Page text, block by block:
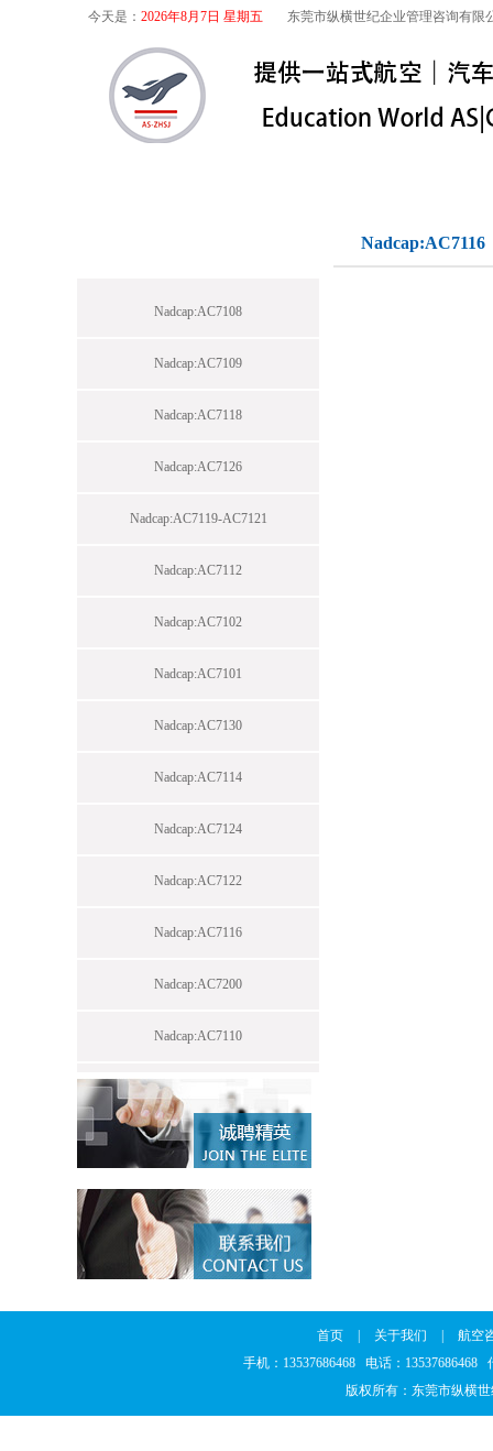
今天是： 2026年8月7日 星期五 东莞市纵横世纪企业管理咨询有限
Nadcap:AC7108
Nadcap:AC7109
Nadcap:AC7118
Nadcap:AC7126
Nadcap:AC7119-AC7121
Nadcap:AC7112
Nadcap:AC7102
Nadcap:AC7101
Nadcap:AC7130
Nadcap:AC7114
Nadcap:AC7124
Nadcap:AC7122
Nadcap:AC7116
Nadcap:AC7200
Nadcap:AC7110
Nadcap:AC7116
首页 关于我们
航空
手机：13537686468 电话：13537686468
版权所有：东莞市纵横